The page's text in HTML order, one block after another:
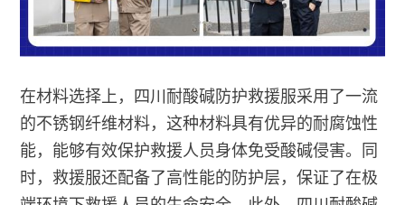
在材料选择上，四川耐酸碱防护救援服采用了一流
的不锈钢纤维材料，这种材料具有优异的耐腐蚀性
能，能够有效保护救援人员身体免受酸碱侵害。同
时，救援服还配备了高性能的防护层，保证了在极